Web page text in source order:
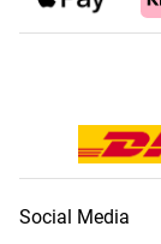
Social Media